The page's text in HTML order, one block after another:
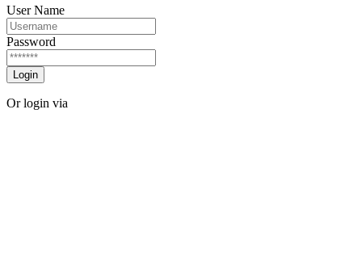
User Name
Password
Login
Or login via